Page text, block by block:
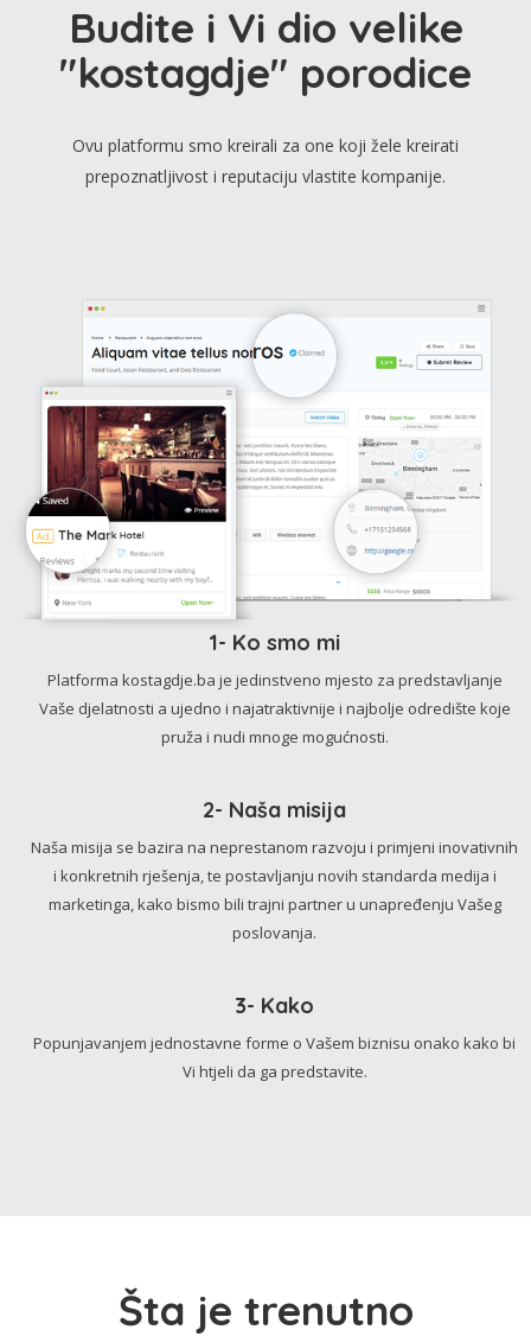
Budite i Vi dio velike
"kostagdje" porodice
Ovu platformu smo kreirali za one koji žele kreirati
prepoznatljivost i reputaciju vlastite kompanije.
1- Ko smo mi
Platforma kostagdje.ba je jedinstveno mjesto za predstavljanje
Vaše djelatnosti a ujedno i najatraktivnije i najbolje odredište koje
pruža i nudi mnoge mogućnosti.
2- Naša misija
Naša misija se bazira na neprestanom razvoju i primjeni inovativnih
i konkretnih rješenja, te postavljanju novih standarda medija i
marketinga, kako bismo bili trajni partner u unapređenju Vašeg
poslovanja.
3- Kako
Popunjavanjem jednostavne forme o Vašem biznisu onako kako bi
Vi htjeli da ga predstavite.
Šta je trenutno